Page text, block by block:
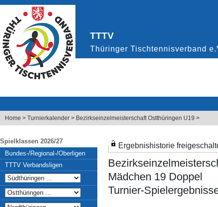
Home > Turnierkalender > Bezirkseinzelmeisterschaft Ostthüringen U19 >
Spielklassen 2026/27
Bundes-/Regional-/Oberligen
TTTV Verbandsligen
Ergebnishistorie
Mädchen 19 Doppel
Turnier-